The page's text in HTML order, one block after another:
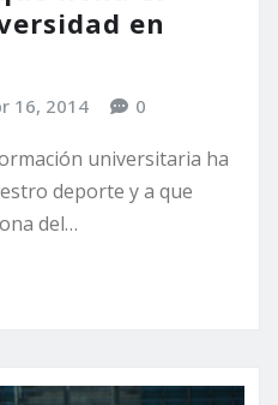
en
16, 2014 0
universitaria ha
deporte y a que
del…